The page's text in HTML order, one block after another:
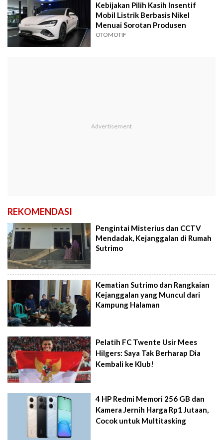
Kebijakan Pilih Kasih Insentif
Mobil Listrik Berbasis Nikel
Menuai Sorotan Produsen
OTOMOTIF
REKOMENDASI
Pengintai Misterius dan CCTV
Mendadak, Kejanggalan di Rumah
Sutrimo
Kematian Sutrimo dan Rangkaian
Kejanggalan yang Muncul dari
Kampung Halaman
Pelatih FC Twente Usir Mees
Hilgers: Saya Tak Berharap Dia
Kembali ke Klub!
4 HP Redmi Memori 256 GB dan
Kamera Jernih Harga Rp1 Jutaan,
Cocok untuk Multitasking